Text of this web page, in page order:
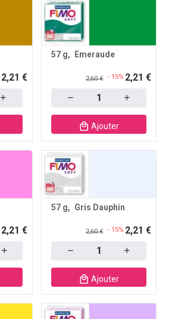
2,21 €
57 g Emeraude
2,60 € - 15% 2,21 €
Ajouter
2,21 €
57 g Gris Dauphin
2,60 € - 15% 2,21 €
Ajouter